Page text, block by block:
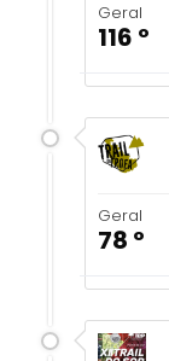
Geral
116 º
Geral
78 º